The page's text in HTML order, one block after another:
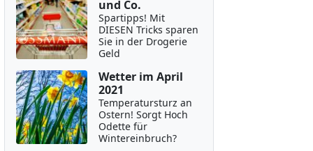
und Co.
Spartipps! Mit
DIESEN Tricks sparen
Sie in der Drogerie
Geld
Wetter im April
2021
Temperatursturz an
Ostern! Sorgt Hoch
Odette für
Wintereinbruch?